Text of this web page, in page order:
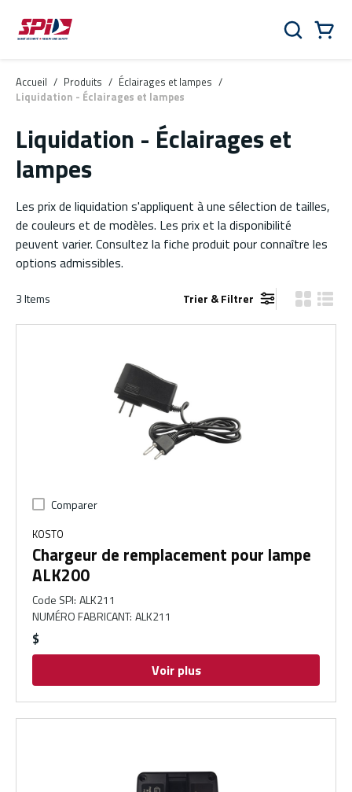
Aller au contenu principal
Skip to menu
Skip to footer
Rechercher
Accueil / Produits / Éclairages et lampes /
Liquidation - Éclairages et lampes
Liquidation - Éclairages et
lampes
Les prix de liquidation s'appliquent à une sélection de tailles,
de couleurs et de modèles. Les prix et la disponibilité
peuvent varier. Consultez la fiche produit pour connaître les
options admissibles.
3Items Trier & Filtrer Vue grille
Vue
Comparer
KOSTO
Chargeur de remplacement pour lampe
ALK200
Code SPI: ALK211
NUMÉRO FABRICANT: ALK211
$
Voir plus